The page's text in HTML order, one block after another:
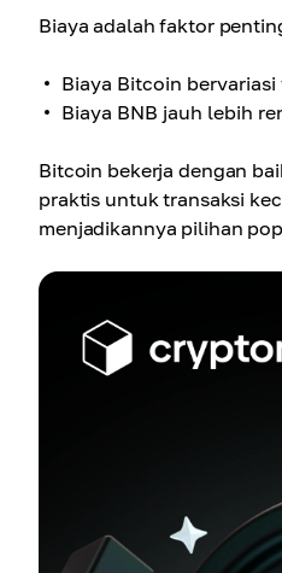
Biaya adalah faktor
Biaya Bitcoin
Biaya BNB jauh lebih
Bitcoin bekerja dengan
praktis untuk transaksi
menjadikannya pilihan